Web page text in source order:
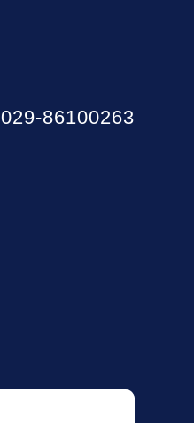
029-86100263